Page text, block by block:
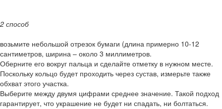
2 способ
возьмите небольшой отрезок бумаги (длина примерно 10-12
сантиметров, ширина – около 3 миллиметров.
Оберните его вокруг пальца и сделайте отметку в нужном месте.
Поскольку кольцо будет проходить через сустав, измерьте также
обхват этого участка.
Выберите между двумя цифрами среднее значение. Такой подход
гарантирует, что украшение не будет ни спадать, ни болтаться.